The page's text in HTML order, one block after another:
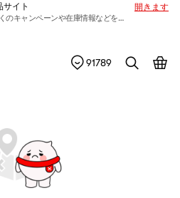
イト
のキャンペーンや在庫情報などを入手できます
開きます
91789